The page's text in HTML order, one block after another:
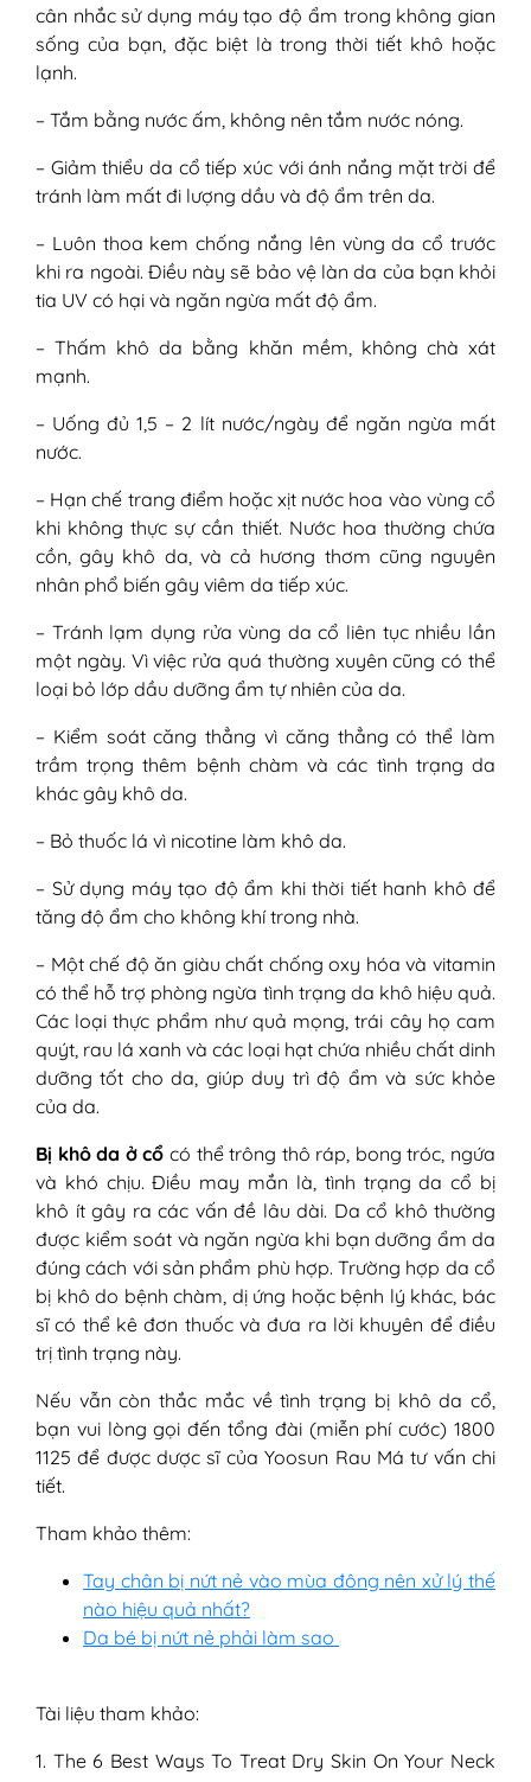
cân nhắc sử dụng máy tạo độ ẩm trong không gian
sống của bạn, đặc biệt là trong thời tiết khô hoặc
lạnh.
– Tắm bằng nước ấm, không nên tắm nước nóng.
– Giảm thiểu da cổ tiếp xúc với ánh nắng mặt trời để
tránh làm mất đi lượng dầu và độ ẩm trên da.
– Luôn thoa kem chống nắng lên vùng da cổ trước
khi ra ngoài. Điều này sẽ bảo vệ làn da của bạn khỏi
tia UV có hại và ngăn ngừa mất độ ẩm.
– Thấm khô da bằng khăn mềm, không chà xát
mạnh.
– Uống đủ 1,5 – 2 lít nước/ngày để ngăn ngừa mất
nước.
– Hạn chế trang điểm hoặc xịt nước hoa vào vùng cổ
khi không thực sự cần thiết. Nước hoa thường chứa
cồn, gây khô da, và cả hương thơm cũng nguyên
nhân phổ biến gây viêm da tiếp xúc.
– Tránh lạm dụng rửa vùng da cổ liên tục nhiều lần
một ngày. Vì việc rửa quá thường xuyên cũng có thể
loại bỏ lớp dầu dưỡng ẩm tự nhiên của da.
– Kiểm soát căng thẳng vì căng thẳng có thể làm
trầm trọng thêm bệnh chàm và các tình trạng da
khác gây khô da.
– Bỏ thuốc lá vì nicotine làm khô da.
– Sử dụng máy tạo độ ẩm khi thời tiết hanh khô để
tăng độ ẩm cho không khí trong nhà.
– Một chế độ ăn giàu chất chống oxy hóa và vitamin
có thể hỗ trợ phòng ngừa tình trạng da khô hiệu quả.
Các loại thực phẩm như quả mọng, trái cây họ cam
quýt, rau lá xanh và các loại hạt chứa nhiều chất dinh
dưỡng tốt cho da, giúp duy trì độ ẩm và sức khỏe
của da.
Bị khô da ở cổ có thể trông thô ráp, bong tróc, ngứa
và khó chịu. Điều may mắn là, tình trạng da cổ bị
khô ít gây ra các vấn đề lâu dài. Da cổ khô thường
được kiểm soát và ngăn ngừa khi bạn dưỡng ẩm da
đúng cách với sản phẩm phù hợp. Trường hợp da cổ
bị khô do bệnh chàm, dị ứng hoặc bệnh lý khác, bác
sĩ có thể kê đơn thuốc và đưa ra lời khuyên để điều
trị tình trạng này.
Nếu vẫn còn thắc mắc về tình trạng bị khô da cổ,
bạn vui lòng gọi đến tổng đài (miễn phí cước) 1800
1125 để được dược sĩ của Yoosun Rau Má tư vấn chi
tiết.
Tham khảo thêm:
Tay chân bị nứt nẻ vào mùa đông nên xử lý thế
nào hiệu quả nhất?
Da bé bị nứt nẻ phải làm sao
Tài liệu tham khảo:
1. The 6 Best Ways To Treat Dry Skin On Your Neck